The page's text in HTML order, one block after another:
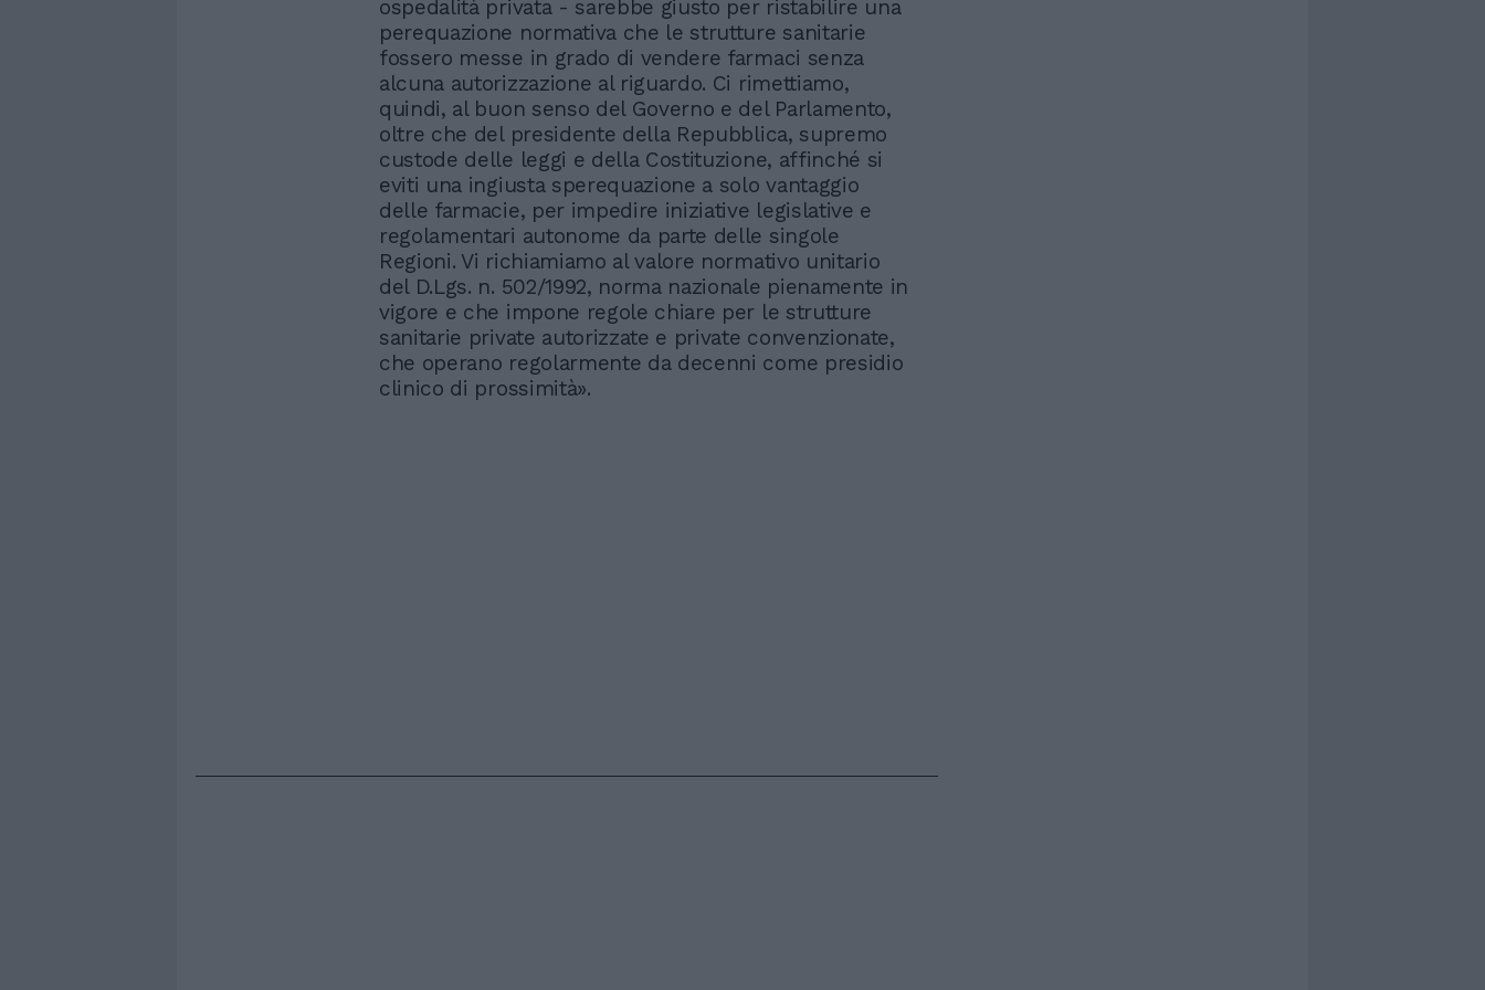
ospedalità privata - sarebbe giusto per ristabilire una
perequazione normativa che le strutture sanitarie
fossero messe in grado di vendere farmaci senza
alcuna autorizzazione al riguardo. Ci rimettiamo,
quindi, al buon senso del Governo e del Parlamento,
oltre che del presidente della Repubblica, supremo
custode delle leggi e della Costituzione, affinché si
eviti una ingiusta sperequazione a solo vantaggio
delle farmacie, per impedire iniziative legislative e
regolamentari autonome da parte delle singole
Regioni. Vi richiamiamo al valore normativo unitario
del D.Lgs. n. 502/1992, norma nazionale pienamente in
vigore e che impone regole chiare per le strutture
sanitarie private autorizzate e private convenzionate,
che operano regolarmente da decenni come presidio
clinico di prossimità».